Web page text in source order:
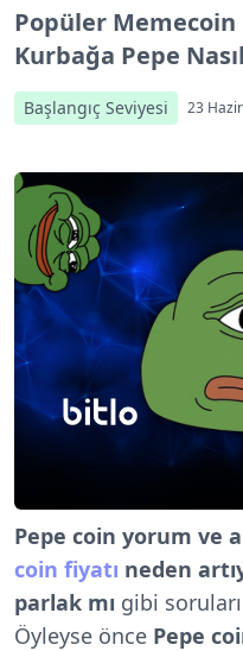
Popüler Memecoin
Kurbağa Pepe
Başlangıç Seviyesi 23
Pepe coin yorum ve
coin fiyatı neden
parlak mı gibi
Öyleyse önce Pepe